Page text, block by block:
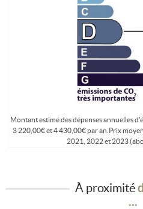
Montant estimé des dépenses annuelles
3 220,00€ et 4 430,00€ par an.Prix
2021, 2022 et 2023
À proximité
...